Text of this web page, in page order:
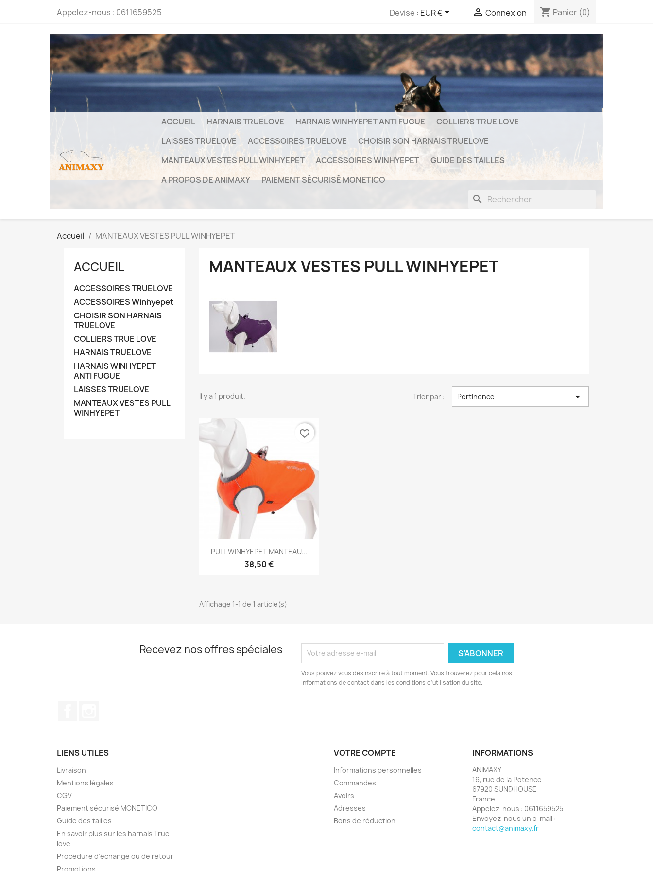
Appelez-nous : 0611659525 Devise : EUR €  Connexion shopping_cart Panier (0)
ACCUEIL HARNAIS TRUELOVE HARNAIS WINHYEPET ANTI FUGUE
COLLIERS TRUE LOVE
LAISSES TRUELOVE
ACCESSOIRES TRUELOVE
CHOISIR SON HARNAIS TRUELOVE
MANTEAUX VESTES PULL WINHYEPET
ACCESSOIRES WINHYEPET
GUIDE DES TAILLES
A PROPOS DE ANIMAXY
PAIEMENT SÉCURISÉ MONETICO
search
Accueil MANTEAUX VESTES PULL WINHYEPET
ACCUEIL
ACCESSOIRES TRUELOVE
ACCESSOIRES Winhyepet
CHOISIR SON HARNAIS
TRUELOVE
COLLIERS TRUE LOVE
HARNAIS TRUELOVE
HARNAIS WINHYEPET
ANTI FUGUE
LAISSES TRUELOVE
MANTEAUX VESTES PULL
WINHYEPET
MANTEAUX VESTES PULL WINHYEPET
Il y a 1 produit. Trier par : Pertinence 
Aperçu rapide
PULL WINHYEPET MANTEAU...
38,50 €
favorite_border
Affichage 1-1 de 1 article(s)
Recevez nos offres spéciales
Vous pouvez vous désinscrire à tout moment. Vous trouverez pour cela nos
informations de contact dans les conditions d'utilisation du site.
LIENS UTILES
Livraison
Mentions légales
CGV
Paiement sécurisé MONETICO
Guide des tailles
En savoir plus sur les harnais True
love
Procédure d'échange ou de retour
Promotions
VOTRE COMPTE
Informations personnelles
Commandes
Avoirs
Adresses
Bons de réduction
INFORMATIONS
ANIMAXY
16, rue de la Potence
67920 SUNDHOUSE
France
Appelez-nous : 0611659525
Envoyez-nous un e-mail :
contact@animaxy.fr